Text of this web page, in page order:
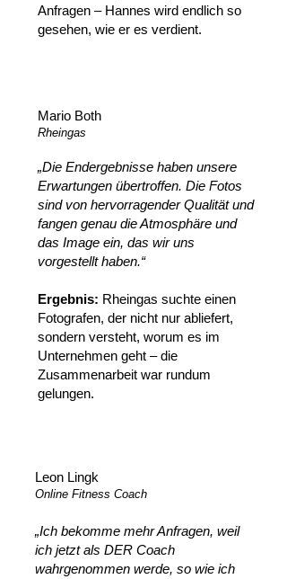
Anfragen – Hannes wird endlich so
gesehen, wie er es verdient.
Mario Both
Rheingas
„Die Endergebnisse haben unsere
Erwartungen übertroffen. Die Fotos
sind von hervorragender Qualität und
fangen genau die Atmosphäre und
das Image ein, das wir uns
vorgestellt haben.“
‍Ergebnis: Rheingas suchte einen
Fotografen, der nicht nur abliefert,
sondern versteht, worum es im
Unternehmen geht – die
Zusammenarbeit war rundum
gelungen.
Leon Lingk
Online Fitness Coach
„Ich bekomme mehr Anfragen, weil
ich jetzt als DER Coach
wahrgenommen werde, so wie ich